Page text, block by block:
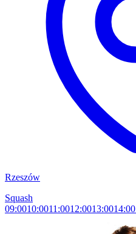
Rzeszów
Squash
09:0010:0011:0012:0013:0014:00